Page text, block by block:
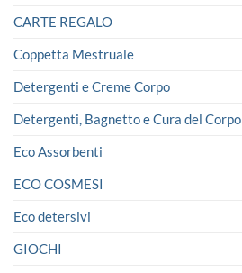
CARTE REGALO
Coppetta Mestruale
Detergenti e Creme Corpo
Detergenti, Bagnetto e Cura del Corpo
Eco Assorbenti
ECO COSMESI
Eco detersivi
GIOCHI